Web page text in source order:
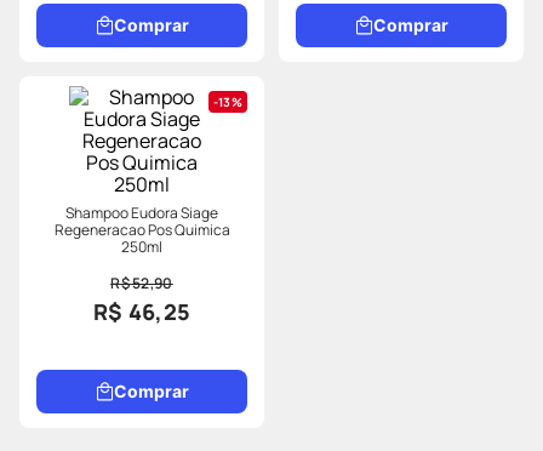
Comprar Comprar
13%
Shampoo Eudora Siage
Regeneracao Pos Quimica
250ml
R$ 52,90
R$ 46,25
Comprar